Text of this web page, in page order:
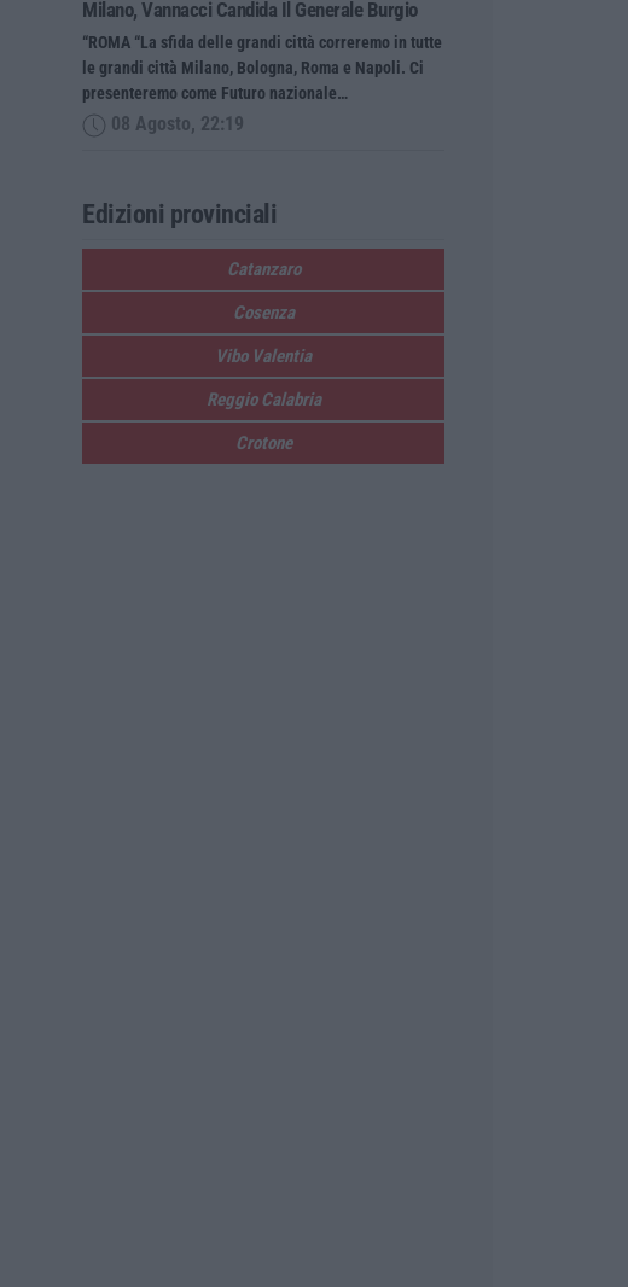
Milano, Vannacci Candida Il Generale Burgio
“ROMA “La sfida delle grandi città correremo in tutte
le grandi città Milano, Bologna, Roma e Napoli. Ci
presenteremo come Futuro nazionale…
08 Agosto, 22:19
Edizioni provinciali
Catanzaro
Cosenza
Vibo Valentia
Reggio Calabria
Crotone